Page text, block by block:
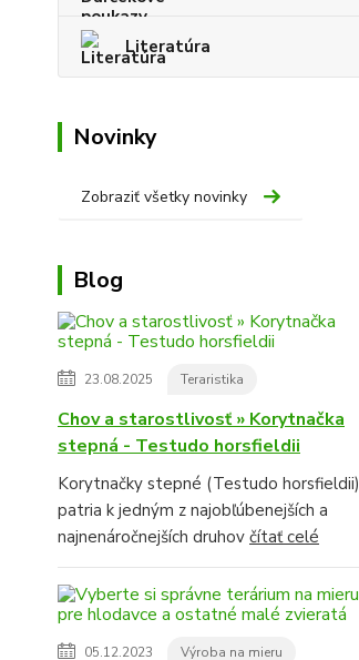
Literatúra
Novinky
Zobraziť všetky novinky
Blog
23.08.2025 Teraristika
Chov a starostlivosť » Korytnačka
stepná - Testudo horsfieldii
Korytnačky stepné (Testudo horsfieldii)
patria k jedným z najobľúbenejších a
najnenáročnejších druhov čítať celé
05.12.2023 Výroba na mieru